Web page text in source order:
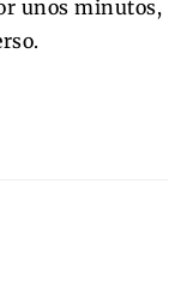
unos minutos,